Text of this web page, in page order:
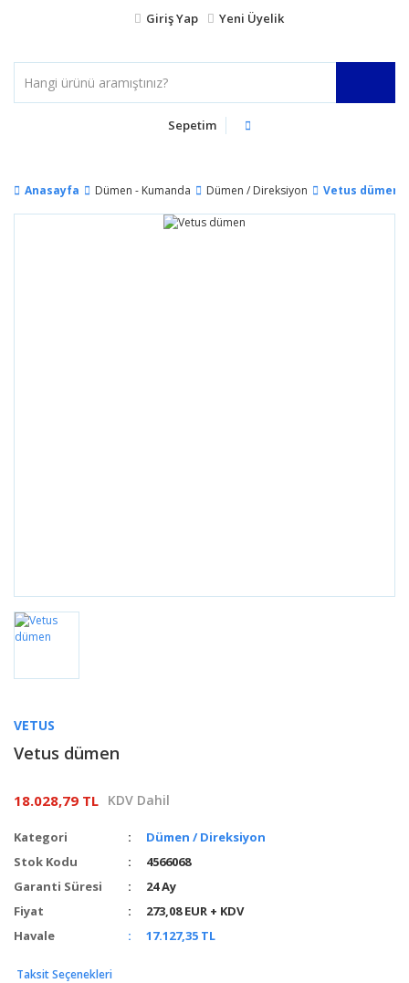
Giriş Yap Yeni Üyelik
Sepetim
Anasayfa Dümen - Kumanda Dümen / Direksiyon Vetus dümen
VETUS
Vetus dümen
18.028,79 TL KDV Dahil
Kategori
Dümen / Direksiyon
Stok Kodu
4566068
Garanti Süresi
24 Ay
Fiyat
273,08 EUR + KDV
Havale
17.127,35 TL
Taksit Seçenekleri